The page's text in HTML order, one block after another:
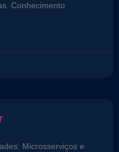
Conhecimento
Microsserviços e